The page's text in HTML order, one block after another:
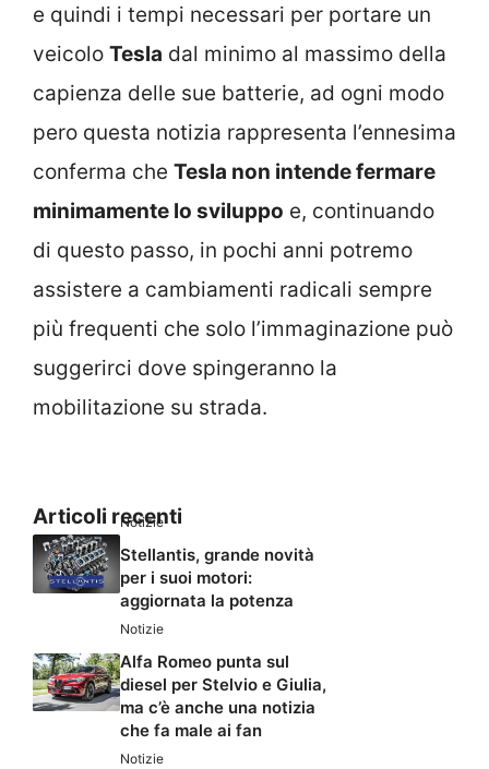
e quindi i tempi necessari per portare un
veicolo Tesla dal minimo al massimo della
capienza delle sue batterie, ad ogni modo
pero questa notizia rappresenta l’ennesima
conferma che Tesla non intende fermare
minimamente lo sviluppo e, continuando
di questo passo, in pochi anni potremo
assistere a cambiamenti radicali sempre
più frequenti che solo l’immaginazione può
suggerirci dove spingeranno la
mobilitazione su strada.
Articoli recenti
Notizie
Stellantis, grande novità
per i suoi motori:
aggiornata la potenza
Notizie
Alfa Romeo punta sul
diesel per Stelvio e Giulia,
ma c’è anche una notizia
che fa male ai fan
Notizie